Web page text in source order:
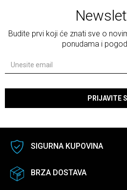
Budite prvi koji će znati sve o
ponudama i
PRIJAVITE
SIGURNA KUPOVINA
BRZA DOSTAVA